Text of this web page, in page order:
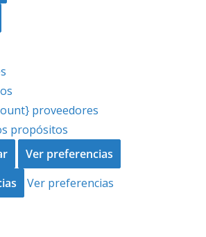
proveedores
propósitos
Ver preferencias
Ver preferencias